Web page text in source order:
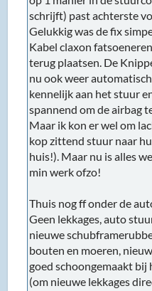
Thuis nog ff onder de
Geen lekkages, auto
nieuwe
bouten en moeren,
goed schoongemaakt
(om nieuwe lekkages
ATF vloeistof en
er super blij mee!
Ik heb wat foto's
een verslagje maken van
Het stuurhuis was
geen superuitrusting
alleen een MIG
Argon gas en een
toch beter gelukt dan ik
rottig plek, De opening